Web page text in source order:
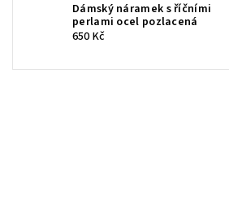
Dámský náramek s říčními
perlami ocel pozlacená
650 Kč